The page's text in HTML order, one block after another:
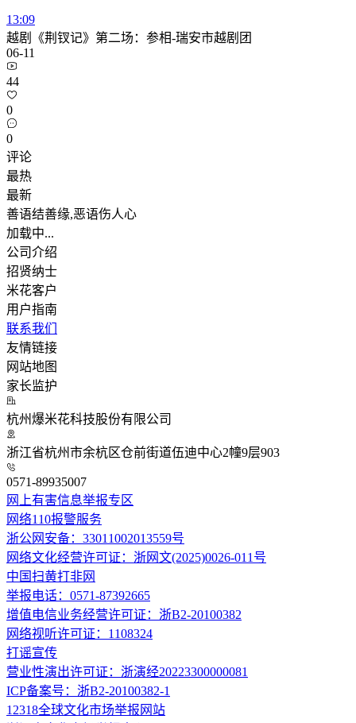
13:09
越剧《荆钗记》第二场：参相-瑞安市越剧团
06-11
44
0
0
评论
最热
最新
善语结善缘,恶语伤人心
加载中...
公司介绍
招贤纳士
米花客户
用户指南
联系我们
友情链接
网站地图
家长监护
杭州爆米花科技股份有限公司
浙江省杭州市余杭区仓前街道伍迪中心2幢9层903
0571-89935007
网上有害信息举报专区
网络110报警服务
浙公网安备：33011002013559号
网络文化经营许可证：浙网文(2025)0026-011号
中国扫黄打非网
举报电话：0571-87392665
增值电信业务经营许可证：浙B2-20100382
网络视听许可证：1108324
打谣宣传
营业性演出许可证：浙演经20223300000081
ICP备案号：浙B2-20100382-1
12318全球文化市场举报网站